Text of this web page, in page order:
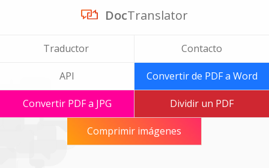
DocTranslator
Traductor Contacto
API Convertir de PDF a Word
Convertir PDF a JPG Dividir un PDF
Comprimir imágenes